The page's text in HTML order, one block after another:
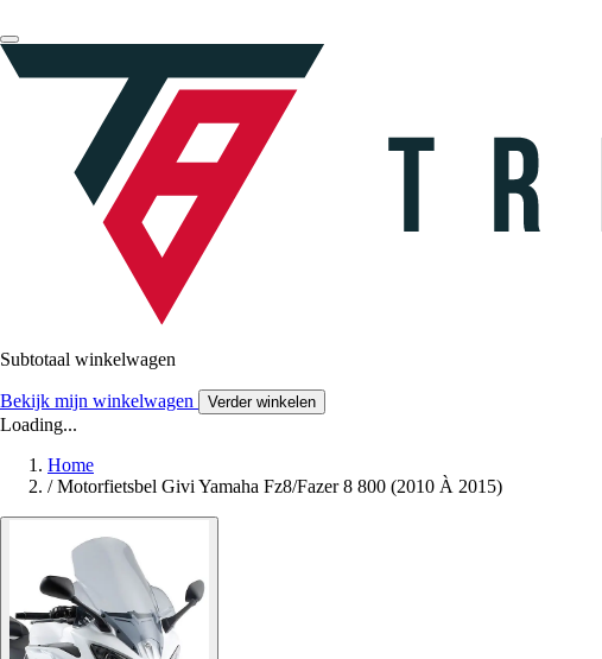
Subtotaal winkelwagen
Bekijk mijn winkelwagen Verder winkelen
Loading...
Home
/ Motorfietsbel Givi Yamaha Fz8/Fazer 8 800 (2010 À 2015)